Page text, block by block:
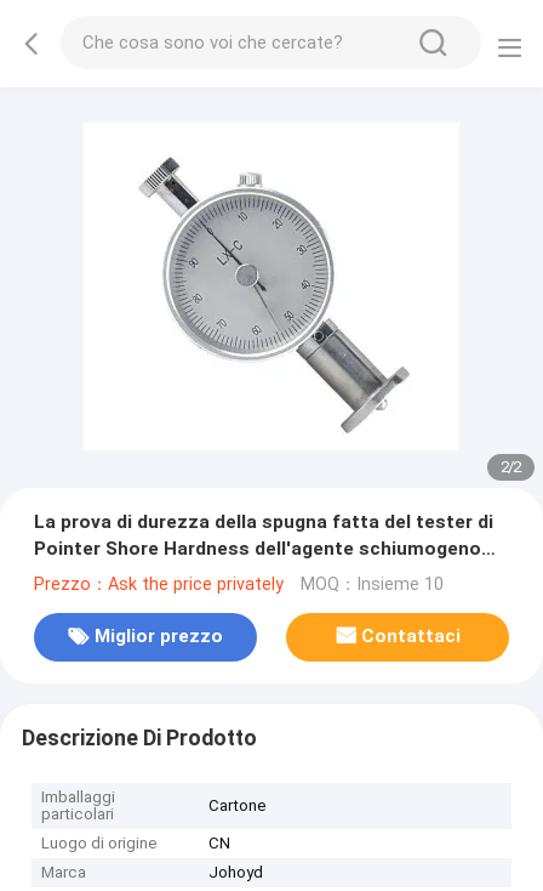
2/2
La prova di durezza della spugna fatta del tester di
Pointer Shore Hardness dell'agente schiumogeno
(LX-C-2)
Prezzo：Ask the price privately MOQ：Insieme 10
Miglior prezzo Contattaci
Descrizione Di Prodotto
Imballaggi
particolari
Cartone
Luogo di origine
CN
Marca
Johoyd